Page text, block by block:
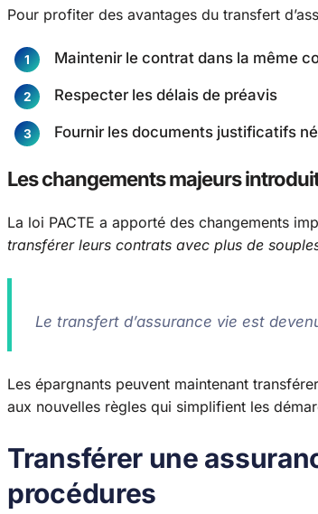
Pour profiter des avantages du transfert
Maintenir le contrat dans la même
Respecter les délais de préavis
Fournir les documents justificatifs
Les changements majeurs
La loi PACTE a apporté des changements
transférer leurs contrats avec plus de
Le transfert d’assurance vie est
Les épargnants peuvent maintenant
aux nouvelles règles qui simplifient les
Transférer une
procédures